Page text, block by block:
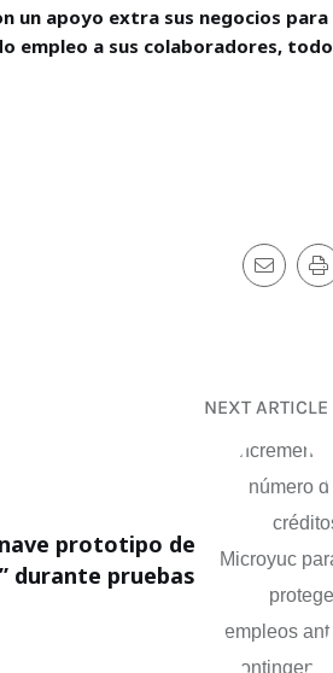
un apoyo extra sus negocios para
empleo a sus colaboradores, todo
NEXT ARTICLE
prototipo de
durante pruebas